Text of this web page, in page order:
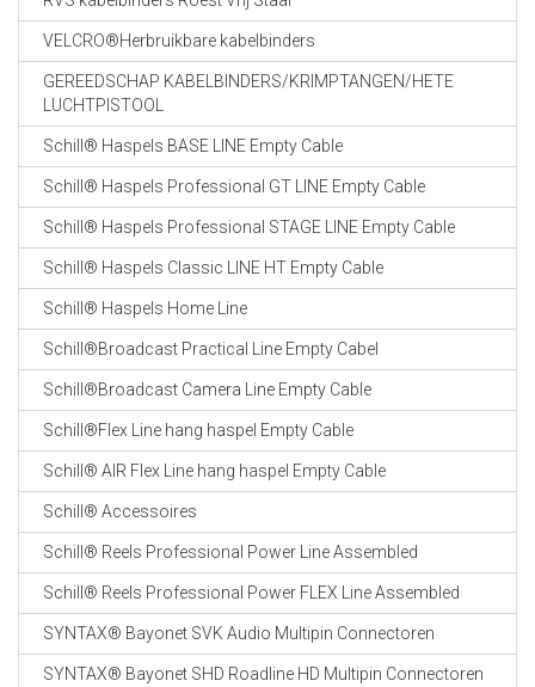
VELCRO®Herbruikbare kabelbinders
GEREEDSCHAP KABELBINDERS/KRIMPTANGEN/HETE
LUCHTPISTOOL
Schill® Haspels BASE LINE Empty Cable
Schill® Haspels Professional GT LINE Empty Cable
Schill® Haspels Professional STAGE LINE Empty Cable
Schill® Haspels Classic LINE HT Empty Cable
Schill® Haspels Home Line
Schill®Broadcast Practical Line Empty Cabel
Schill®Broadcast Camera Line Empty Cable
Schill®Flex Line hang haspel Empty Cable
Schill® AIR Flex Line hang haspel Empty Cable
Schill® Accessoires
Schill® Reels Professional Power Line Assembled
Schill® Reels Professional Power FLEX Line Assembled
SYNTAX® Bayonet SVK Audio Multipin Connectoren
SYNTAX® Bayonet SHD Roadline HD Multipin Connectoren